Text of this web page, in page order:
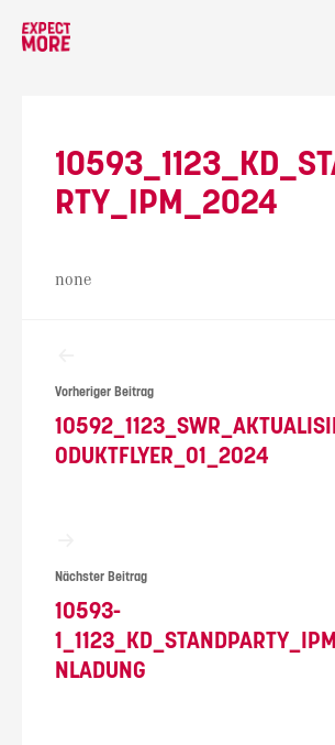
RTY_IPM_2024
none
Vorheriger Beitrag
ODUKTFLYER_01_2024
Nächster Beitrag
10593-
NLADUNG